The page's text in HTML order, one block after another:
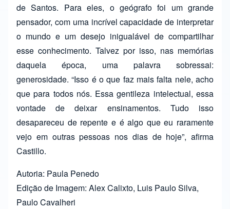
de Santos. Para eles, o geógrafo foi um grande
pensador, com uma incrível capacidade de interpretar
o mundo e um desejo inigualável de compartilhar
esse conhecimento. Talvez por isso, nas memórias
daquela época, uma palavra sobressai:
generosidade. “Isso é o que faz mais falta nele, acho
que para todos nós. Essa gentileza intelectual, essa
vontade de deixar ensinamentos. Tudo isso
desapareceu de repente e é algo que eu raramente
vejo em outras pessoas nos dias de hoje”, afirma
Castillo.
Autoria: Paula Penedo
Edição de Imagem: Alex Calixto, Luis Paulo Silva,
Paulo Cavalheri